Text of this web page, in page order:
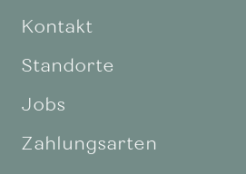
Kontakt
Standorte
Jobs
Zahlungsarten